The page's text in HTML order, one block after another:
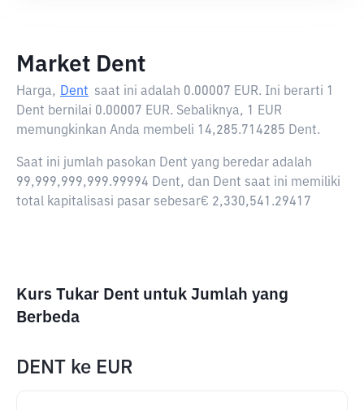
Market Dent
Harga, Dent saat ini adalah 0.00007 EUR. Ini berarti 1
Dent bernilai 0.00007 EUR. Sebaliknya, 1 EUR
memungkinkan Anda membeli 14,285.714285 Dent.
Saat ini jumlah pasokan Dent yang beredar adalah
99,999,999,999.99994 Dent, dan Dent saat ini memiliki
total kapitalisasi pasar sebesar€ 2,330,541.29417
Kurs Tukar Dent untuk Jumlah yang
Berbeda
DENT ke EUR